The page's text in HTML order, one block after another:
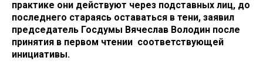
практике они действуют через подставных лиц, до
последнего стараясь оставаться в тени, заявил
председатель Госдумы Вячеслав Володин после
принятия в первом чтении соответствующей
инициативы.